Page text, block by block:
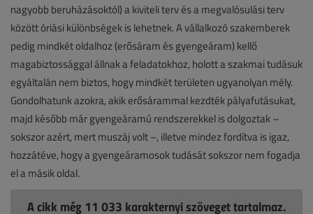
nagyobb beruházásoktól) a kiviteli terv és a megvalósulási terv
között óriási különbségek is lehetnek. A vállalkozó szakemberek
pedig mindkét oldalhoz (erősáram és gyengeáram) kellő
magabiztossággal állnak a feladatokhoz, holott a szakmai tudásuk
egyáltalán nem biztos, hogy mindkét területen ugyanolyan mély.
Gondolhatunk azokra, akik erősárammal kezdték pályafutásukat,
majd később már gyengeáramú rendszerekkel is dolgoztak –
sokszor azért, mert muszáj volt –­, illetve mindez fordítva is igaz,
hozzátéve, hogy a gyengeáramosok tudását sokszor nem fogadja
el a másik oldal.
A cikk még 11 033 karakternyi szöveget tartalmaz.